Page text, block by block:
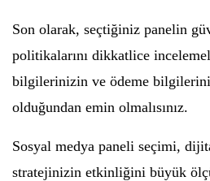
Son olarak, seçtiğiniz panelin
politikalarını dikkatlice
bilgilerinizin ve ödeme
olduğundan emin olmalısınız.
Sosyal medya paneli seçimi,
stratejinizin etkinliğini büyük